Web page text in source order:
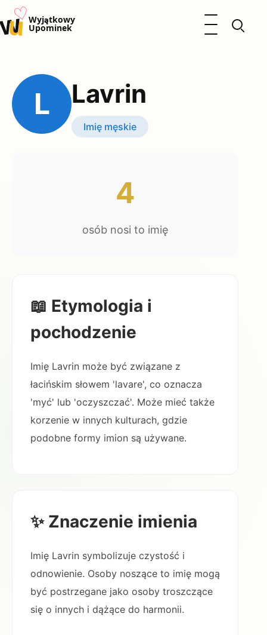
u♡Wyjątkowy
Upominek
Otwórz menu
Kalendarz Imienin
Kobieta
Okazje
Katalog prezentów
L Lavrin
Imię męskie
4
osób nosi to imię
📖 Etymologia i
pochodzenie
Imię Lavrin może być związane z
łacińskim słowem 'lavare', co oznacza
'myć' lub 'oczyszczać'. Może mieć także
korzenie w innych kulturach, gdzie
podobne formy imion są używane.
✨ Znaczenie imienia
Imię Lavrin symbolizuje czystość i
odnowienie. Osoby noszące to imię mogą
być postrzegane jako osoby troszczące
się o innych i dążące do harmonii.